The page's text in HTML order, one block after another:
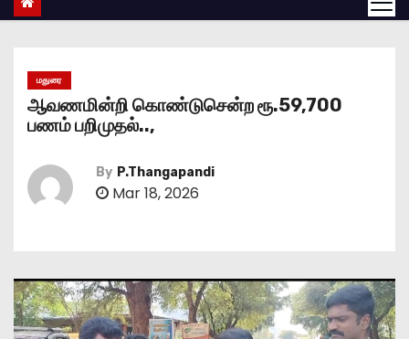
மதுரை
ஆவணமின்றி கொண்டுசென்ற ரூ.59,700
பணம் பறிமுதல்..,
By P.Thangapandi
Mar 18, 2026